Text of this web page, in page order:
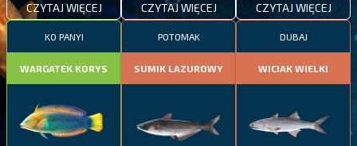
CZYTAJ WIĘCEJ CZYTAJ WIĘCEJ CZYTAJ WIĘCEJ
KO PANYI
WARGATEK KORYS
POTOMAK
SUMIK LAZUROWY
DUBAJ
WICIAK WIELKI